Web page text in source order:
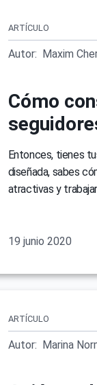
ARTÍCULO
Autor: Maxim
Cómo
Entonces, tienes
diseñada, sabes
atractivas y
19 junio 2020
ARTÍCULO
Autor: Marina